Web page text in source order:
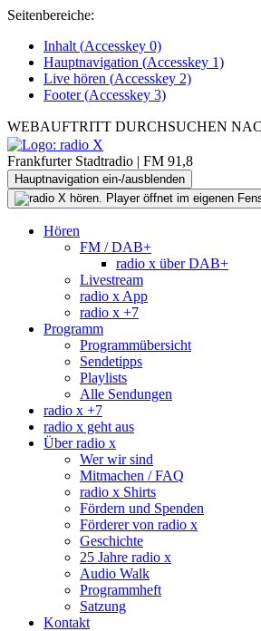
Seitenbereiche:
Inhalt (Accesskey 0)
Hauptnavigation (Accesskey 1)
Live hören (Accesskey 2)
Footer(Accesskey 3)
WEBAUFTRITT DURCHSUCHEN
Frankfurter Stadtradio | FM 91,8
Hauptnavigation ein-/ausblenden
Hören
FM / DAB+
radio x über DAB+
Livestream
radio x App
radio x +7
Programm
Programmübersicht
Sendetipps
Playlists
Alle Sendungen
radio x +7
radio x geht aus
Über radio x
Wer wir sind
Mitmachen / FAQ
radio x Shirts
Fördern und Spenden
Förderer von radio x
Geschichte
25 Jahre radio x
Audio Walk
Programmheft
Satzung
Kontakt